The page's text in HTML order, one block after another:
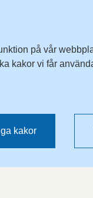
på vår
kakor vi får
kakor